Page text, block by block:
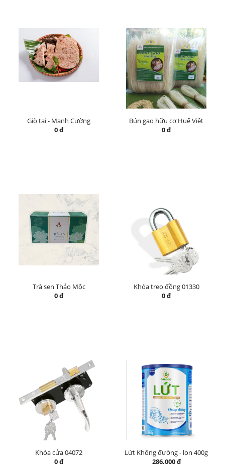
Giò tai - Mạnh Cường
0 đ
Bún gạo hữu cơ Huế Việt
0 đ
Trà sen Thảo Mộc
0 đ
Khóa treo đồng 01330
0 đ
Khóa cửa 04072
0 đ
Lứt Không đường - lon 400g
286.000 đ